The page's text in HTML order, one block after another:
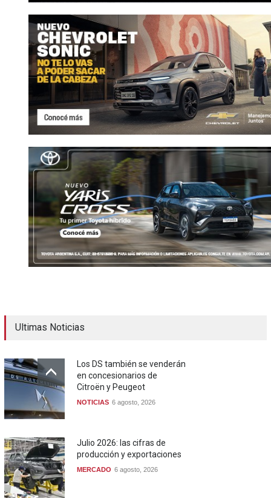
Ultimas Noticias
Los DS también se venderán
en concesionarios de
Citroën y Peugeot
NOTICIAS 6 agosto, 2026
Julio 2026: las cifras de
producción y exportaciones
MERCADO 6 agosto, 2026